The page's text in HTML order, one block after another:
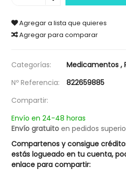
Agregar a lista que quieres
Agregar para comparar
Categorías: Medicamentos ,
Nº Referencia:
822659885
Compartir:
Envío en 24-48 horas
Envío gratuito en pedidos
Compartenos y consigue
estás logueado en tu cuenta,
enlace para compartir: